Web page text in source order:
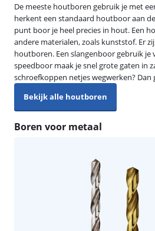
De meeste houtboren gebruik je met
herkent een standaard houtboor aan
punt boor je heel precies in hout. Een
andere materialen, zoals kunststof. Er
houtboren. Een slangenboor gebruik je
speedboor maak je snel grote gaten in
schroefkoppen netjes wegwerken?
Bekijk alle houtboren
Boren voor metaal